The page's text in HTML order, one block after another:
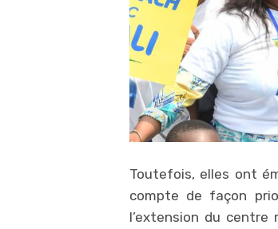
Toutefois, elles ont
compte de façon
l’extension du